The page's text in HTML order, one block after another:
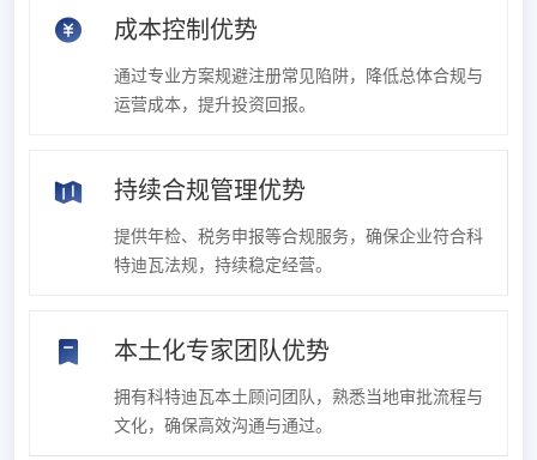
成本控制优势
通过专业方案规避注册常见陷阱，降低总体合规与
运营成本，提升投资回报。
持续合规管理优势
提供年检、税务申报等合规服务，确保企业符合科
特迪瓦法规，持续稳定经营。
本土化专家团队优势
拥有科特迪瓦本土顾问团队，熟悉当地审批流程与
文化，确保高效沟通与通过。